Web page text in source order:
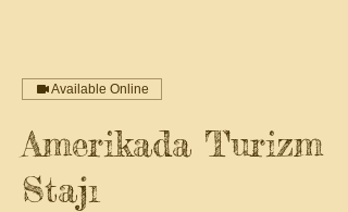
Available Online
Amerikada Turizm
Stajı